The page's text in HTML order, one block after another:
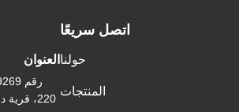
اتصل سريعًا
حولنا
المنتجات
العنوان
220،